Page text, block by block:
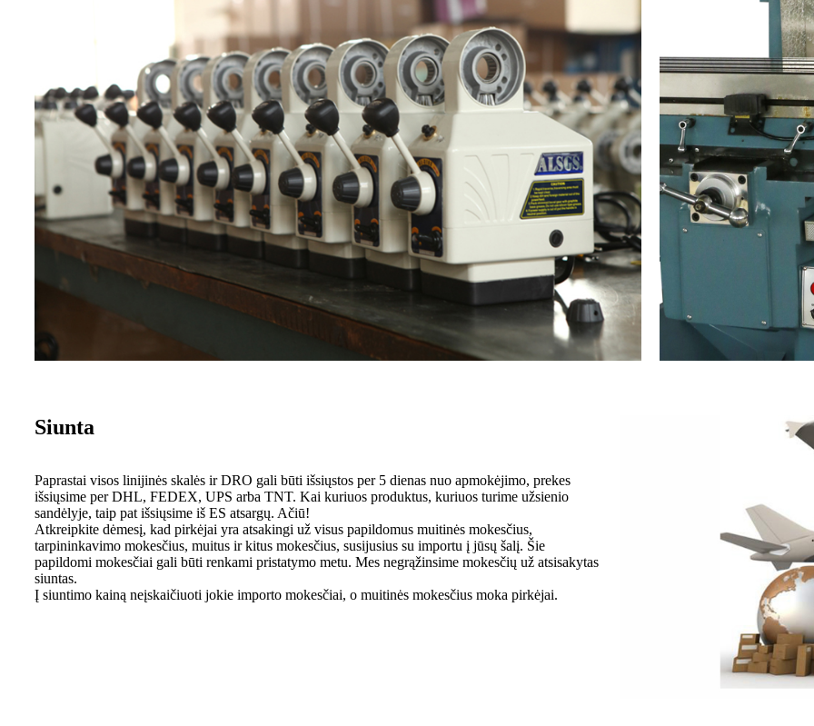
Siunta
Paprastai visos linijinės skalės ir DRO gali būti išsiųstos per 5 dienas nuo apmokėjimo, prekes
išsiųsime per DHL, FEDEX, UPS arba TNT. Kai kuriuos produktus, kuriuos turime užsienio
sandėlyje, taip pat išsiųsime iš ES atsargų. Ačiū!
Atkreipkite dėmesį, kad pirkėjai yra atsakingi už visus papildomus muitinės mokesčius,
tarpininkavimo mokesčius, muitus ir kitus mokesčius, susijusius su importu į jūsų šalį. Šie
papildomi mokesčiai gali būti renkami pristatymo metu. Mes negrąžinsime mokesčių už atsisakytas
siuntas.
Į siuntimo kainą neįskaičiuoti jokie importo mokesčiai, o muitinės mokesčius moka pirkėjai.